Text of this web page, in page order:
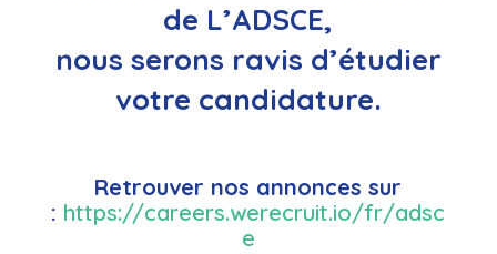
de L’ADSCE,
nous serons ravis d’étudier
votre candidature.
Retrouver nos annonces sur
: https://careers.werecruit.io/fr/adsc
e